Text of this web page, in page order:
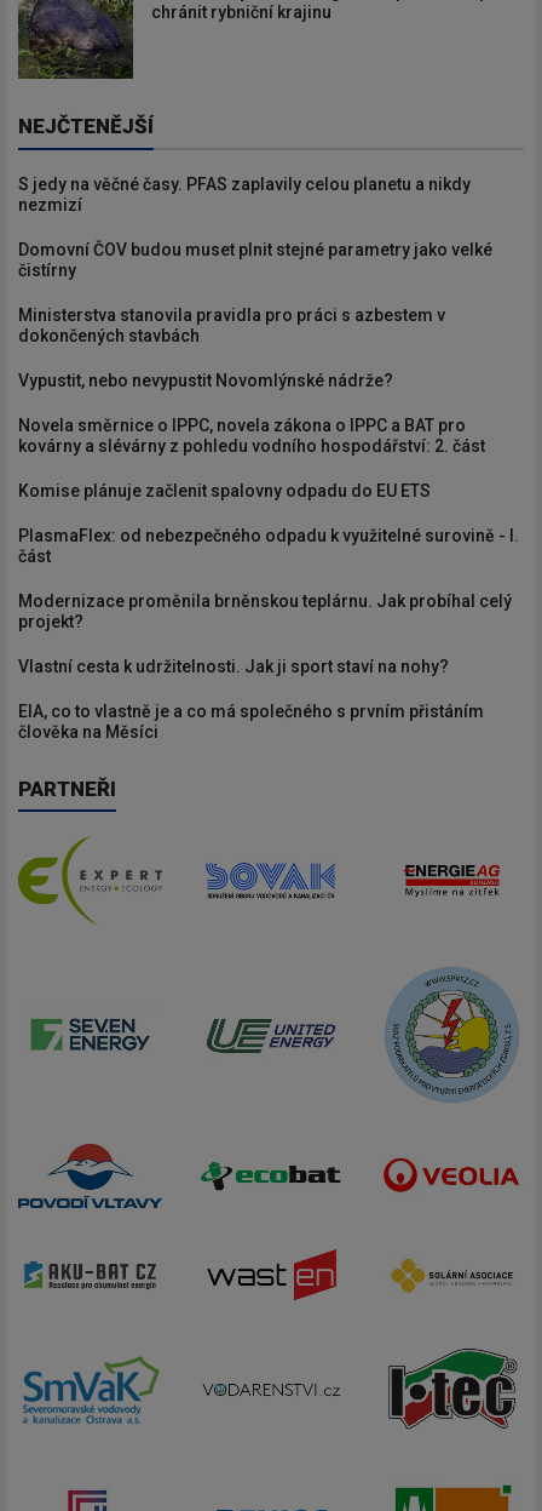
chránit rybniční krajinu
NEJČTENĚJŠÍ
S jedy na věčné časy. PFAS zaplavily celou planetu a nikdy
nezmizí
Domovní ČOV budou muset plnit stejné parametry jako velké
čistírny
Ministerstva stanovila pravidla pro práci s azbestem v
dokončených stavbách
Vypustit, nebo nevypustit Novomlýnské nádrže?
Novela směrnice o IPPC, novela zákona o IPPC a BAT pro
kovárny a slévárny z pohledu vodního hospodářství: 2. část
Komise plánuje začlenit spalovny odpadu do EU ETS
PlasmaFlex: od nebezpečného odpadu k využitelné surovině - I.
část
Modernizace proměnila brněnskou teplárnu. Jak probíhal celý
projekt?
Vlastní cesta k udržitelnosti. Jak ji sport staví na nohy?
EIA, co to vlastně je a co má společného s prvním přistáním
člověka na Měsíci
PARTNEŘI